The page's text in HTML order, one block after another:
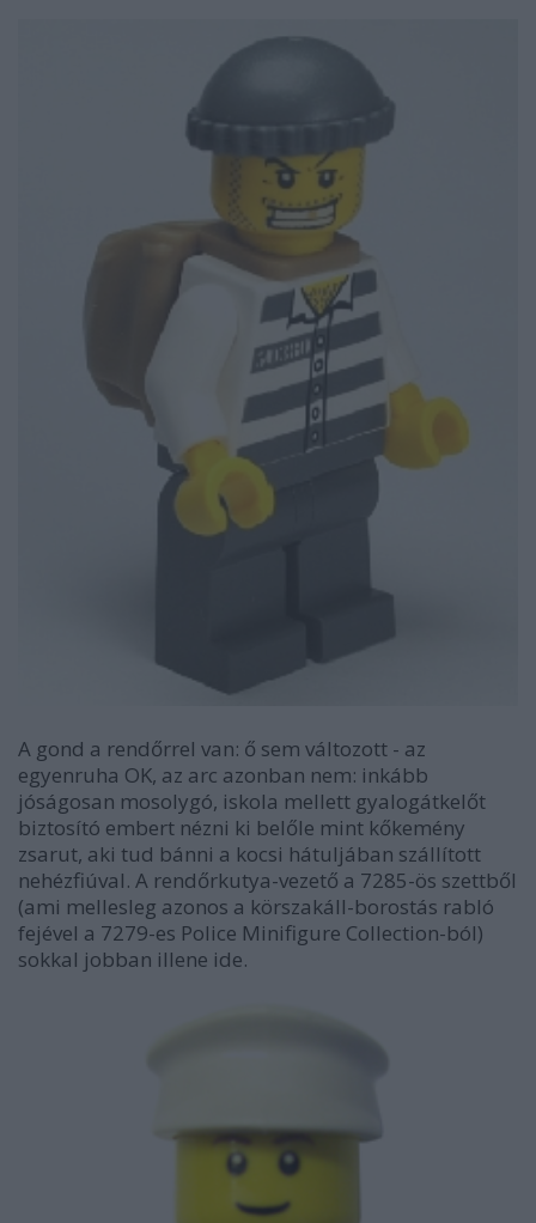
A gond a rendőrrel van: ő sem változott - az
egyenruha OK, az arc azonban nem: inkább
jóságosan mosolygó, iskola mellett gyalogátkelőt
biztosító embert nézni ki belőle mint kőkemény
zsarut, aki tud bánni a kocsi hátuljában szállított
nehézfiúval. A rendőrkutya-vezető a 7285-ös szettből
(ami mellesleg azonos a körszakáll-borostás rabló
fejével a 7279-es Police Minifigure Collection-ból)
sokkal jobban illene ide.